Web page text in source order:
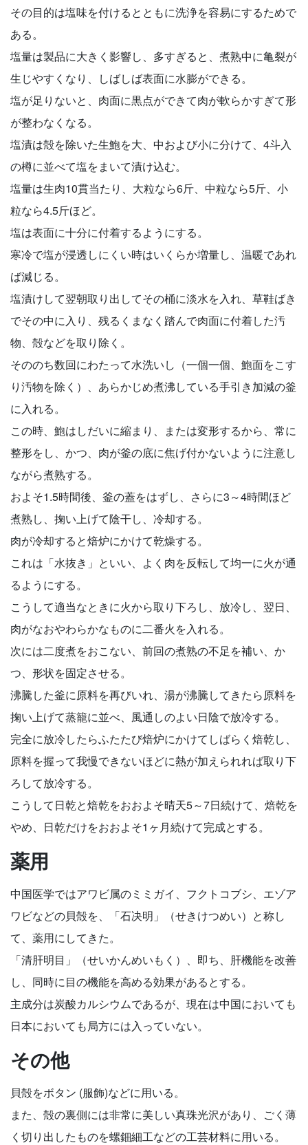
その目的は塩味を付けるとともに洗浄を容易にするためで
ある。
塩量は製品に大きく影響し、多すぎると、煮熟中に亀裂が
生じやすくなり、しばしば表面に水膨ができる。
塩が足りないと、肉面に黒点ができて肉が軟らかすぎて形
が整わなくなる。
塩漬は殻を除いた生鮑を大、中および小に分けて、4斗入
の樽に並べて塩をまいて漬け込む。
塩量は生肉10貫当たり、大粒なら6斤、中粒なら5斤、小
粒なら4.5斤ほど。
塩は表面に十分に付着するようにする。
寒冷で塩が浸透しにくい時はいくらか増量し、温暖であれ
ば減じる。
塩漬けして翌朝取り出してその桶に淡水を入れ、草鞋ばき
でその中に入り、残るくまなく踏んで肉面に付着した汚
物、殻などを取り除く。
そののち数回にわたって水洗いし（一個一個、鮑面をこす
り汚物を除く）、あらかじめ煮沸している手引き加減の釜
に入れる。
この時、鮑はしだいに縮まり、または変形するから、常に
整形をし、かつ、肉が釜の底に焦げ付かないように注意し
ながら煮熟する。
およそ1.5時間後、釜の蓋をはずし、さらに3～4時間ほど
煮熟し、掬い上げて陰干し、冷却する。
肉が冷却すると焙炉にかけて乾燥する。
これは「水抜き」といい、よく肉を反転して均一に火が通
るようにする。
こうして適当なときに火から取り下ろし、放冷し、翌日、
肉がなおやわらかなものに二番火を入れる。
次には二度煮をおこない、前回の煮熟の不足を補い、か
つ、形状を固定させる。
沸騰した釜に原料を再びいれ、湯が沸騰してきたら原料を
掬い上げて蒸籠に並べ、風通しのよい日陰で放冷する。
完全に放冷したらふたたび焙炉にかけてしばらく焙乾し、
原料を握って我慢できないほどに熱が加えられれば取り下
ろして放冷する。
こうして日乾と焙乾をおおよそ晴天5～7日続けて、焙乾を
やめ、日乾だけをおおよそ1ヶ月続けて完成とする。
薬用
中国医学ではアワビ属のミミガイ、フクトコブシ、エゾア
ワビなどの貝殻を、「石决明」（せきけつめい）と称し
て、薬用にしてきた。
「清肝明目」（せいかんめいもく）、即ち、肝機能を改善
し、同時に目の機能を高める効果があるとする。
主成分は炭酸カルシウムであるが、現在は中国においても
日本においても局方には入っていない。
その他
貝殻をボタン (服飾)などに用いる。
また、殻の裏側には非常に美しい真珠光沢があり、ごく薄
く切り出したものを螺鈿細工などの工芸材料に用いる。